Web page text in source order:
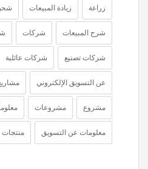
زراعة زيادة المبيعات
شرح المبيعات شركات
شركات تصنيع شركات عائلية
عن التسويق الإلكتروني
مشروع مشروعات
معلومات عن التسويق منتجات